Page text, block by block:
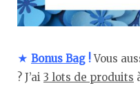
★ Bonus Bag !Vous
? J’ai 3 lots de produits